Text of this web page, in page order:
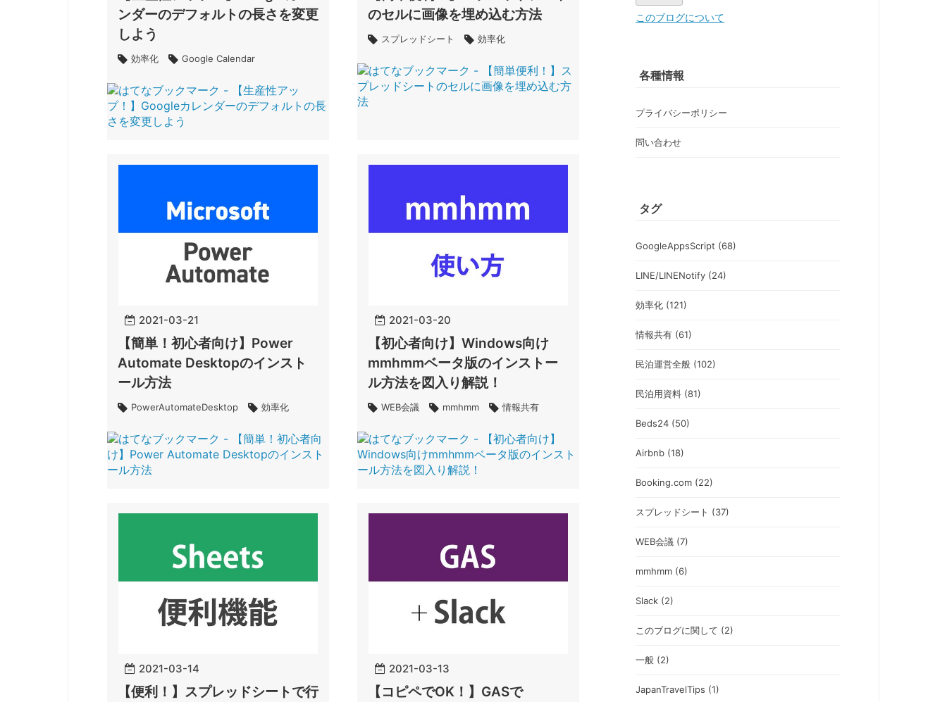
ンダーのデフォルトの長さを変更
しよう
効率化 Google Calendar
のセルに画像を埋め込む方法
スプレッドシート 効率化
2021-03-21
【簡単！初心者向け】Power
Automate Desktopのインスト
ール方法
PowerAutomateDesktop 効率化
2021-03-20
【初心者向け】Windows向け
mmhmmベータ版のインストー
ル方法を図入り解説！
WEB会議 mmhmm 情報共有
2021-03-14
【便利！】スプレッドシートで行
2021-03-13
【コピペでOK！】GASで
このブログについて
各種情報
プライバシーポリシー
問い合わせ
タグ
GoogleAppsScript (68)
LINE/LINENotify (24)
効率化 (121)
情報共有 (61)
民泊運営全般 (102)
民泊用資料 (81)
Beds24 (50)
Airbnb (18)
Booking.com (22)
スプレッドシート (37)
WEB会議 (7)
mmhmm (6)
Slack (2)
このブログに関して (2)
一般 (2)
JapanTravelTips (1)